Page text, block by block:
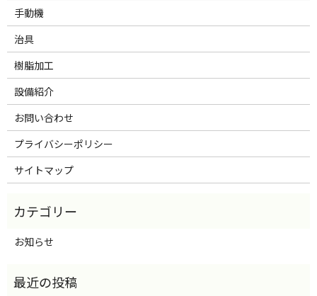
手動機
治具
樹脂加工
設備紹介
お問い合わせ
プライバシーポリシー
サイトマップ
お知らせ